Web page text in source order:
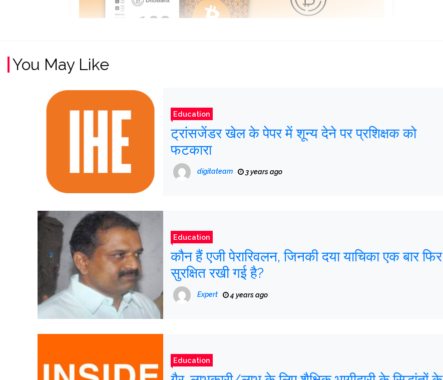
You May Like
Education
ट्रांसजेंडर खेल के पेपर में शून्य देने पर प्रशिक्षक को
फटकारा
digitateam 3 years ago
Education
कौन हैं एजी पेरारिवलन, जिनकी दया याचिका एक बार फिर
सुरक्षित रखी गई है?
Expert 4 years ago
Education